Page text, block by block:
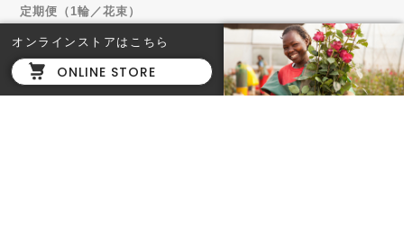
オンラインストアはこちら
ONLINE STORE
定期便（1輪／花束）
毎週
隔週（2週間に1度）